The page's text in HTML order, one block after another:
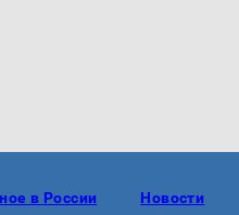
в России Новости